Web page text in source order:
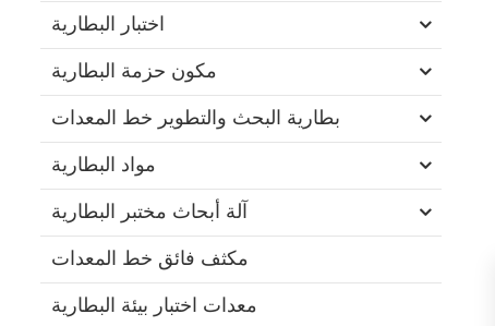
اختبار البطارية
مكون حزمة البطارية
بطارية البحث والتطوير خط المعدات
مواد البطارية
آلة أبحاث مختبر البطارية
مكثف فائق خط المعدات
معدات اختبار بيئة البطارية